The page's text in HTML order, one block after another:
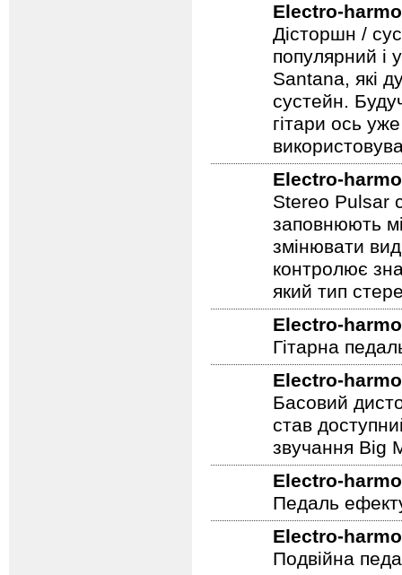
Electro-
Дісторшн /
популярний і
Santana, які
сустейн.
гітари ось
Electro-
Stereo Pulsar
заповнюють
змінювати
контролює
який тип
Electro-
Гітарна
Electro-
Басовий
став
звучання Big
Electro-
Педаль
Electro-
Подвійна